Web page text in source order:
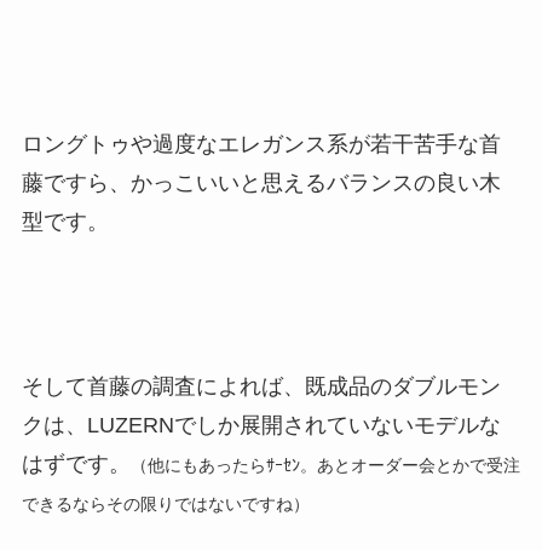
ロングトゥや過度なエレガンス系が若干苦手な首
藤ですら、かっこいいと思えるバランスの良い木
型です。
そして首藤の調査によれば、既成品のダブルモン
クは、LUZERNでしか展開されていないモデルな
はずです。
（他にもあったらｻｰｾﾝ。あとオーダー会とかで受注
できるならその限りではないですね）